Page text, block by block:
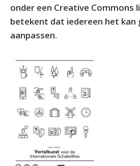
onder een Creative Commons
betekent dat iedereen het kan
aanpassen.